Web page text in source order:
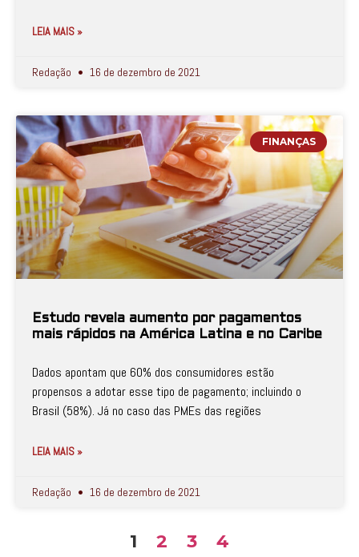
LEIA MAIS »
Redação 16 de dezembro de 2021
FINANÇAS
Estudo revela aumento por pagamentos
mais rápidos na América Latina e no Caribe
Dados apontam que 60% dos consumidores estão
propensos a adotar esse tipo de pagamento; incluindo o
Brasil (58%). Já no caso das PMEs das regiões
LEIA MAIS »
Redação 16 de dezembro de 2021
1 2 3 4